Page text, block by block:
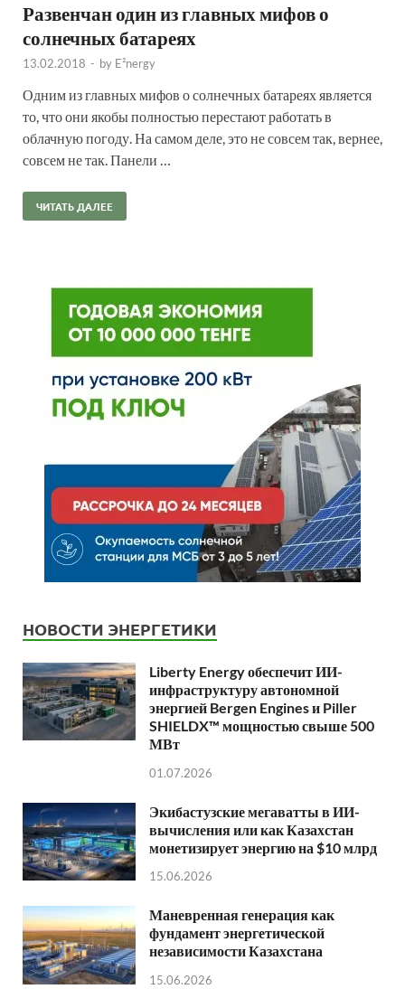
Развенчан один из главных мифов о
солнечных батареях
13.02.2018 - by E²nergy
Одним из главных мифов о солнечных батареях является
то, что они якобы полностью перестают работать в
облачную погоду. На самом деле, это не совсем так, вернее,
совсем не так. Панели …
ЧИТАТЬ ДАЛЕЕ
НОВОСТИ ЭНЕРГЕТИКИ
Liberty Energy обеспечит ИИ-
инфраструктуру автономной
энергией Bergen Engines и Piller
SHIELDX™ мощностью свыше 500
МВт
01.07.2026
Экибастузские мегаватты в ИИ-
вычисления или как Казахстан
монетизирует энергию на $10 млрд
15.06.2026
Маневренная генерация как
фундамент энергетической
независимости Казахстана
15.06.2026